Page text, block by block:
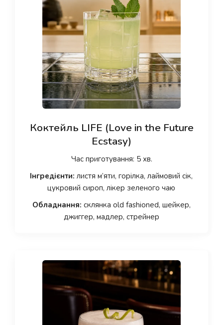
Коктейль LIFE (Love in the Future
Ecstasy)
Час приготування: 5 хв.
Інгредієнти: листя м’яти, горілка, лаймовий сік,
цукровий сироп, лікер зеленого чаю
Обладнання: склянка old fashioned, шейкер,
джиггер, мадлер, стрейнер